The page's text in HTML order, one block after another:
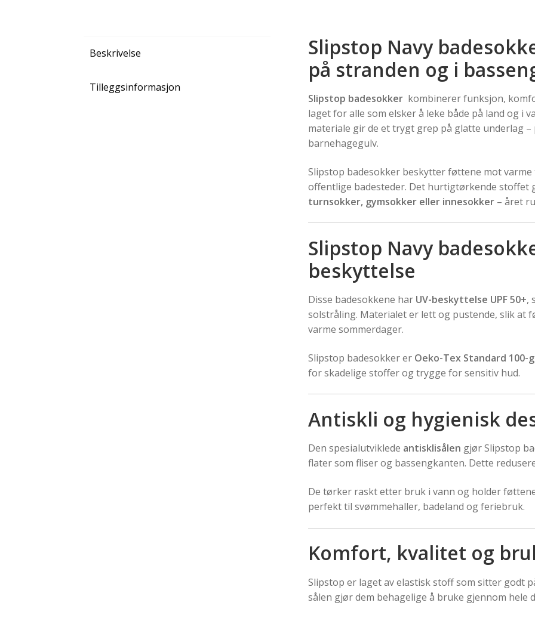
Beskrivelse
Tilleggsinformasjon
Slipstop Navy
på stranden og i
Slipstop badesokkerkombinerer funksjon,
laget for alle som elsker å leke både på land og i
materiale gir de et trygt grep på glatte underlag
barnehagegulv.
Slipstop badesokker beskytter føttene mot
offentlige badesteder. Det hurtigtørkende stoffet
turnsokker, gymsokker eller innesokker– året
Slipstop Navy
beskyttelse
Disse badesokkene har UV-beskyttelse UPF 50+,
solstråling. Materialet er lett og pustende, slik at
varme sommerdager.
Slipstop badesokker er Oeko-Tex Standard 100-
for skadelige stoffer og trygge for sensitiv hud.
Antiskli og hygienisk
Den spesialutviklede antisklisålen gjør Slipstop
flater som fliser og bassengkanten. Dette
De tørker raskt etter bruk i vann og holder
perfekt til svømmehaller, badeland og feriebruk.
Komfort, kvalitet og
Slipstop er laget av elastisk stoff som sitter godt
sålen gjør dem behagelige å bruke gjennom hele